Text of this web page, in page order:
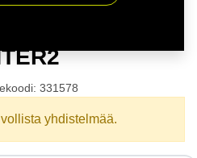
331578
yhdistelmää.